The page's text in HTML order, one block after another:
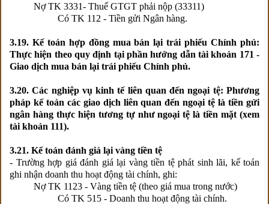
Nợ TK 3331- Thuế GTGT phải nộp (33311)
Có TK 112 - Tiền gửi Ngân hàng.
3.19. Kế toán hợp đồng mua bán lại trái phiếu Chính phủ:
Thực hiện theo quy định tại phần hướng dẫn tài khoản 171 -
Giao dịch mua bán lại trái phiếu Chính phủ.
3.20. Các nghiệp vụ kinh tế liên quan đến ngoại tệ: Phương
pháp kế toán các giao dịch liên quan đến ngoại tệ là tiền gửi
ngân hàng thực hiện tương tự như ngoại tệ là tiền mặt (xem
tài khoản 111).
3.21. Kế toán đánh giá lại vàng tiền tệ
- Trường hợp giá đánh giá lại vàng tiền tệ phát sinh lãi, kế toán
ghi nhận doanh thu hoạt động tài chính, ghi:
Nợ TK 1123 - Vàng tiền tệ (theo giá mua trong nước)
Có TK 515 - Doanh thu hoạt động tài chính.